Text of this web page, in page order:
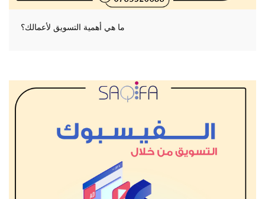
ما هي أهمية التسويق لأعمالك؟